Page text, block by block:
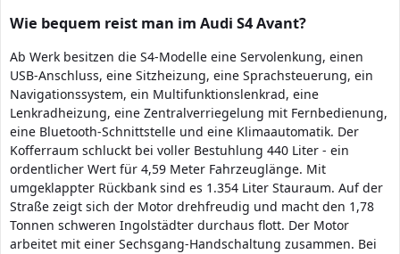
Wie bequem reist man im Audi S4 Avant?
Ab Werk besitzen die S4-Modelle eine Servolenkung, einen
USB-Anschluss, eine Sitzheizung, eine Sprachsteuerung, ein
Navigationssystem, ein Multifunktionslenkrad, eine
Lenkradheizung, eine Zentralverriegelung mit Fernbedienung,
eine Bluetooth-Schnittstelle und eine Klimaautomatik. Der
Kofferraum schluckt bei voller Bestuhlung 440 Liter - ein
ordentlicher Wert für 4,59 Meter Fahrzeuglänge. Mit
umgeklappter Rückbank sind es 1.354 Liter Stauraum. Auf der
Straße zeigt sich der Motor drehfreudig und macht den 1,78
Tonnen schweren Ingolstädter durchaus flott. Der Motor
arbeitet mit einer Sechsgang-Handschaltung zusammen. Bei